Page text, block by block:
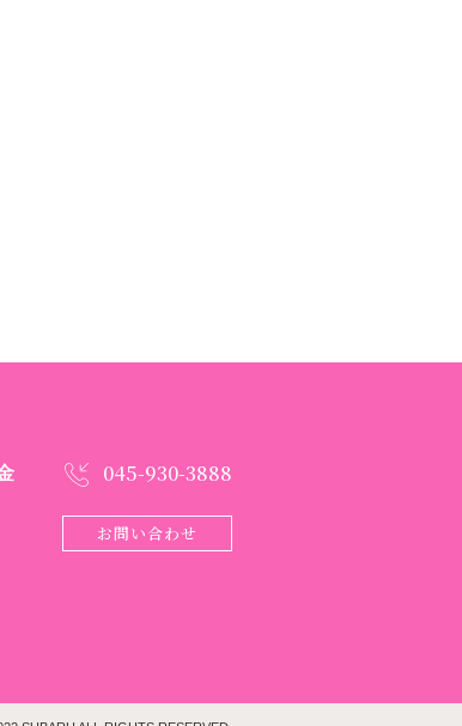
045-930-3888
お問い合わせ